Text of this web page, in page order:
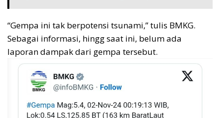
“Gempa ini tak berpotensi tsunami,” tulis BMKG.
Sebagai informasi, hingg saat ini, belum ada
laporan dampak dari gempa tersebut.